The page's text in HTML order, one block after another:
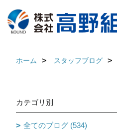
ホーム スタッフブログ
カテゴリ別
全てのブログ (534)